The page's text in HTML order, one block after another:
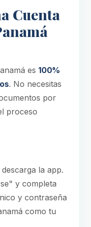
Cuenta
es 100%
. No necesitas
por
proceso
la app.
y completa
y contraseña
como tu